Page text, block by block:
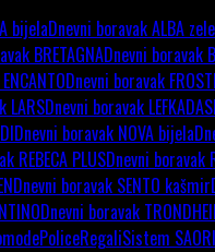
bijelaDnevni boravak ALBA
BRETAGNADnevni boravak
Dnevni boravak FROST
LARSDnevni boravak LEFKADAS
Dnevni boravak NOVA bijela
REBECA PLUSDnevni boravak
Dnevni boravak SENTO kašmir
Dnevni boravak
PoliceRegaliSistem SAORI